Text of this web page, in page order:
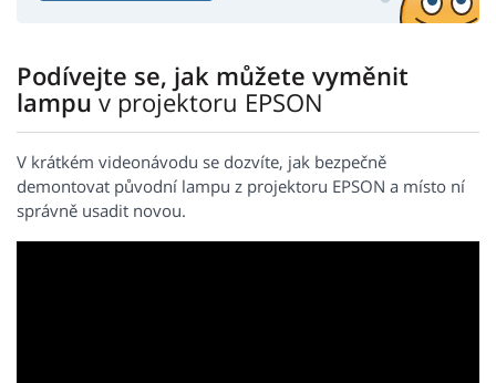
Podívejte se, jak můžete vyměnit
lampuv projektoru EPSON
V krátkém videonávodu se dozvíte, jak bezpečně
demontovat původní lampu z projektoru EPSON a místo ní
správně usadit novou.